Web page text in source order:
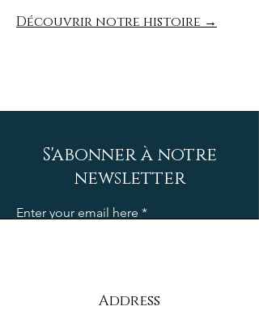
Découvrir notre histoire →
S'abonner à notre
newsletter
Enter your email here
Address